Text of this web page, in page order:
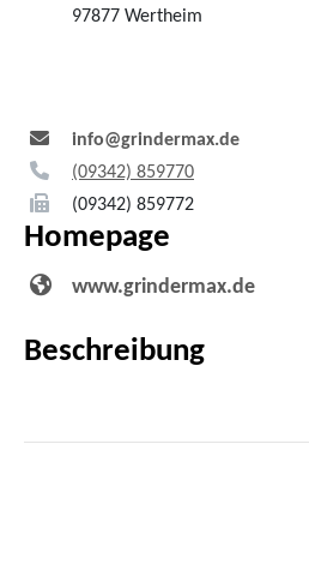
97877 Wertheim
info@grindermax.de
(09342) 859770
(09342) 859772
Homepage
www.grindermax.de
Beschreibung